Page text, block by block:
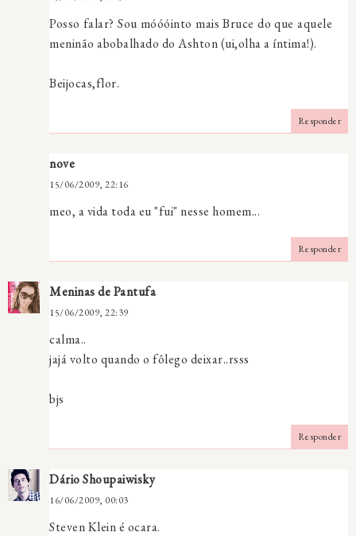
Posso falar? Sou móóóinto mais Bruce do que aquele
meninão abobalhado do Ashton (ui,olha a íntima!).
Beijocas,flor.
Responder
nove
15/06/2009, 22:16
meo, a vida toda eu "fui" nesse homem...
Responder
Meninas de Pantufa
15/06/2009, 22:39
calma..
jajá volto quando o fôlego deixar..rsss
bjs
Responder
Dário Shoupaiwisky
16/06/2009, 00:03
Steven Klein é ocara.